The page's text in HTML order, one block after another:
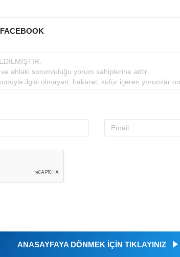
FACEBOOK
ANASAYFAYA DÖNMEK İÇİN TIKLAYINIZ